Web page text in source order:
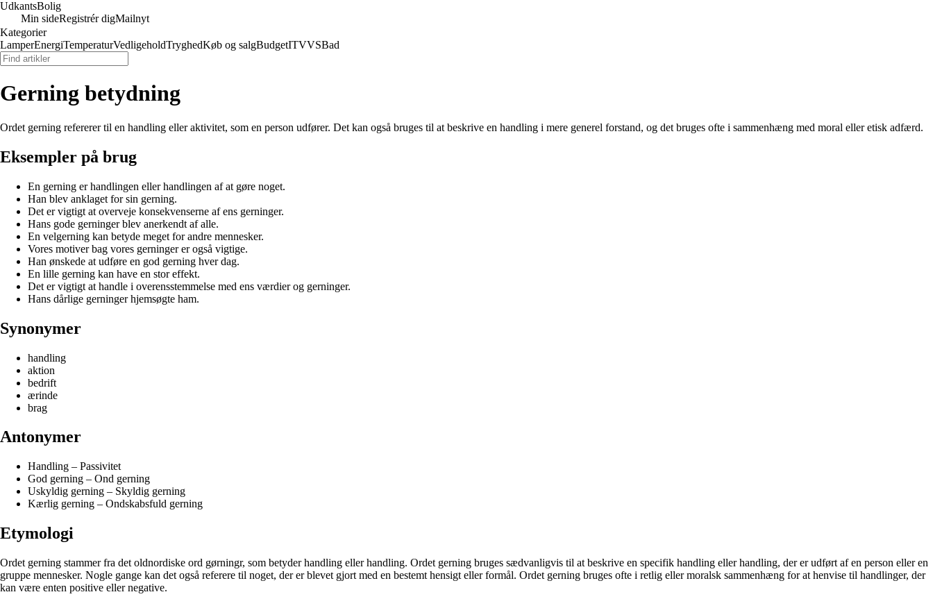
UdkantsBolig
Min sideRegistrér digMailnyt
Kategorier
LamperEnergiTemperaturVedligeholdTryghedKøb og salgBudgetITVVSBad
Gerning betydning
Ordet gerning refererer til en handling eller aktivitet, som en person udfører. Det kan også bruges til at beskrive en handling i mere generel forstand, og det bruges ofte i sammenhæng med moral eller etisk adfærd.
Eksempler på brug
En gerning er handlingen eller handlingen af at gøre noget.
Han blev anklaget for sin gerning.
Det er vigtigt at overveje konsekvenserne af ens gerninger.
Hans gode gerninger blev anerkendt af alle.
En velgerning kan betyde meget for andre mennesker.
Vores motiver bag vores gerninger er også vigtige.
Han ønskede at udføre en god gerning hver dag.
En lille gerning kan have en stor effekt.
Det er vigtigt at handle i overensstemmelse med ens værdier og gerninger.
Hans dårlige gerninger hjemsøgte ham.
Synonymer
handling
aktion
bedrift
ærinde
brag
Antonymer
Handling – Passivitet
God gerning – Ond gerning
Uskyldig gerning – Skyldig gerning
Kærlig gerning – Ondskabsfuld gerning
Etymologi
Ordet gerning stammer fra det oldnordiske ord gørningr, som betyder handling eller handling. Ordet gerning bruges sædvanligvis til at beskrive en specifik handling eller handling, der er udført af en person eller en
gruppe mennesker. Nogle gange kan det også referere til noget, der er blevet gjort med en bestemt hensigt eller formål. Ordet gerning bruges ofte i retlig eller moralsk sammenhæng for at henvise til handlinger, der
kan være enten positive eller negative.